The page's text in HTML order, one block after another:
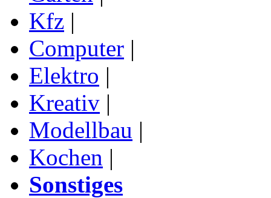
Kfz |
Computer |
Elektro |
Kreativ |
Modellbau |
Kochen |
Sonstiges